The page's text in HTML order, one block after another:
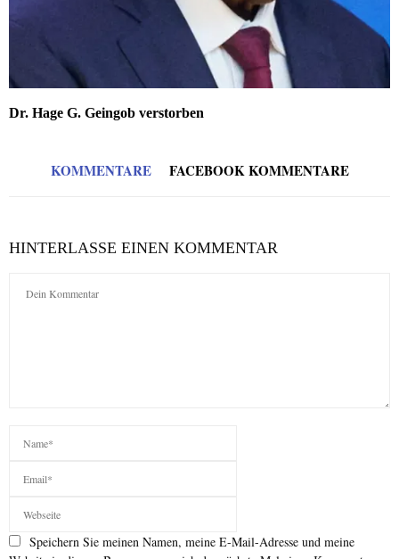
Dr. Hage G. Geingob verstorben
KOMMENTARE FACEBOOK KOMMENTARE
HINTERLASSE EINEN KOMMENTAR
Speichern Sie meinen Namen, meine E-Mail-Adresse und meine